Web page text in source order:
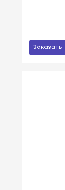
Заказать